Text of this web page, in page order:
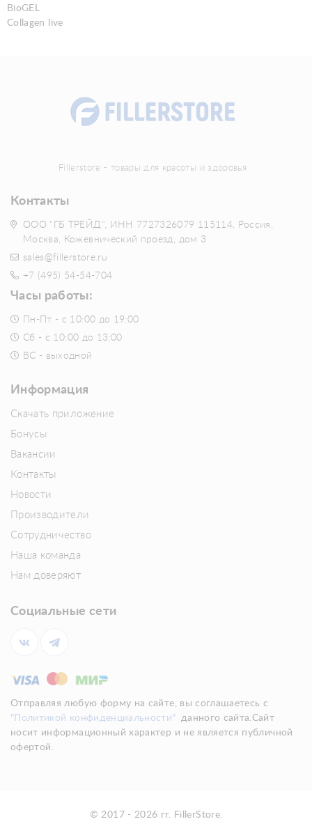
BioGEL
Collagen live
Fillerstore - товары для красоты и здоровья
Контакты
ООО "ГБ ТРЕЙД", ИНН 7727326079 115114, Россия,
Москва, Кожевнический проезд, дом 3
sales@fillerstore.ru
+7 (495) 54-54-704
Часы работы:
Пн-Пт - с 10:00 до 19:00
Сб - с 10:00 до 13:00
ВС - выходной
Информация
Скачать приложение
Бонусы
Вакансии
Контакты
Новости
Производители
Сотрудничество
Наша команда
Нам доверяют
Социальные сети
Отправляя любую форму на сайте, вы соглашаетесь с
"Политикой конфиденциальности"
данного сайта.Сайт
носит информационный характер и не является публичной
офертой.
© 2017 - 2026 гг. FillerStore.